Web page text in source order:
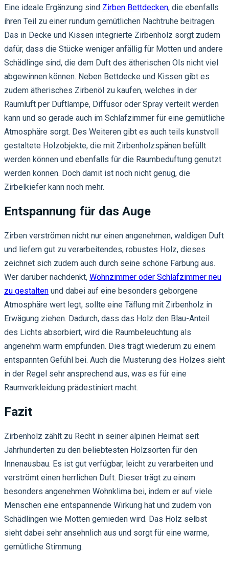
Eine ideale Ergänzung sind Zirben Bettdecken, die ebenfalls
ihren Teil zu einer rundum gemütlichen Nachtruhe beitragen.
Das in Decke und Kissen integrierte Zirbenholz sorgt zudem
dafür, dass die Stücke weniger anfällig für Motten und andere
Schädlinge sind, die dem Duft des ätherischen Öls nicht viel
abgewinnen können. Neben Bettdecke und Kissen gibt es
zudem ätherisches Zirbenöl zu kaufen, welches in der
Raumluft per Duftlampe, Diffusor oder Spray verteilt werden
kann und so gerade auch im Schlafzimmer für eine gemütliche
Atmosphäre sorgt. Des Weiteren gibt es auch teils kunstvoll
gestaltete Holzobjekte, die mit Zirbenholzspänen befüllt
werden können und ebenfalls für die Raumbeduftung genutzt
werden können. Doch damit ist noch nicht genug, die
Zirbelkiefer kann noch mehr.
Entspannung für das Auge
Zirben verströmen nicht nur einen angenehmen, waldigen Duft
und liefern gut zu verarbeitendes, robustes Holz, dieses
zeichnet sich zudem auch durch seine schöne Färbung aus.
Wer darüber nachdenkt, Wohnzimmer oder Schlafzimmer neu
zu gestalten und dabei auf eine besonders geborgene
Atmosphäre wert legt, sollte eine Täflung mit Zirbenholz in
Erwägung ziehen. Dadurch, dass das Holz den Blau-Anteil
des Lichts absorbiert, wird die Raumbeleuchtung als
angenehm warm empfunden. Dies trägt wiederum zu einem
entspannten Gefühl bei. Auch die Musterung des Holzes sieht
in der Regel sehr ansprechend aus, was es für eine
Raumverkleidung prädestiniert macht.
Fazit
Zirbenholz zählt zu Recht in seiner alpinen Heimat seit
Jahrhunderten zu den beliebtesten Holzsorten für den
Innenausbau. Es ist gut verfügbar, leicht zu verarbeiten und
verströmt einen herrlichen Duft. Dieser trägt zu einem
besonders angenehmen Wohnklima bei, indem er auf viele
Menschen eine entspannende Wirkung hat und zudem von
Schädlingen wie Motten gemieden wird. Das Holz selbst
sieht dabei sehr ansehnlich aus und sorgt für eine warme,
gemütliche Stimmung.